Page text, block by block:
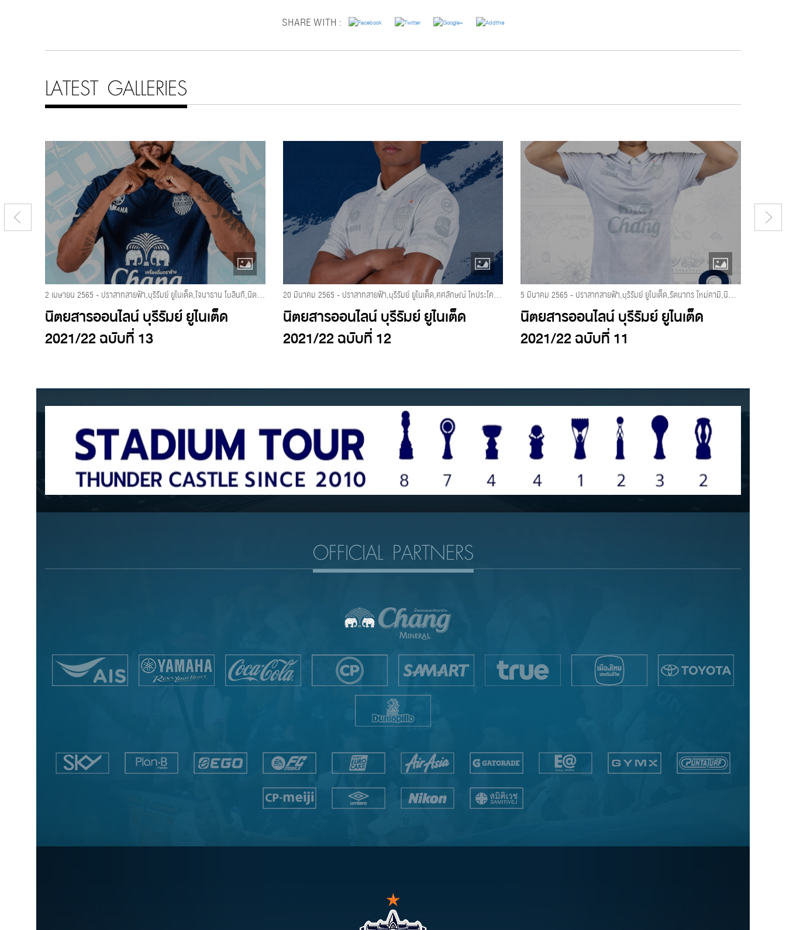
SHARE WITH :
LATEST GALLERIES
2 เมษายน 2565 - ปราสาทสายฟ้า,บุรีรัมย์ ยูไนเต็ด,โจนาธาน โบลินกิ,นิตยสารออนไลน์ บุรีรัมย์ ยูไนเต็ด 2021/2022
นิตยสารออนไลน์ บุรีรัมย์ ยูไนเต็ด
2021/22 ฉบับที่ 13
20 มีนาคม 2565 - ปราสาทสายฟ้า,บุรีรัมย์ ยูไนเต็ด,ศศลักษณ์ ไหประโคน,นิตยสารออนไลน์ บุรีรัมย์ ยูไนเต็ด 2021/2022
นิตยสารออนไลน์ บุรีรัมย์ ยูไนเต็ด
2021/22 ฉบับที่ 12
5 มีนาคม 2565 - ปราสาทสายฟ้า,บุรีรัมย์ ยูไนเต็ด,รัตนากร ใหม่คามิ,นิตยสารออนไลน์ บุรีรัมย์ ยูไนเต็ด 2021/2022
นิตยสารออนไลน์ บุรีรัมย์ ยูไนเต็ด
2021/22 ฉบับที่ 11
OFFICIAL PARTNERS